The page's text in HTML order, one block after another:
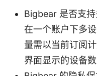
Bigbear 是否支
在一个账户下多
量需以当前订阅
界面显示的设备数